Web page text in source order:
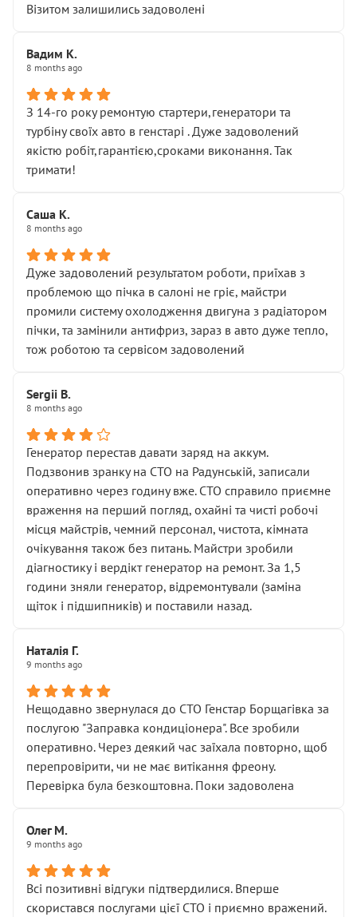
Візитом залишились задоволені
Вадим К.
8 months ago
З 14-го року ремонтую стартери,генератори та
турбіну своїх авто в генстарі . Дуже задоволений
якістю робіт,гарантією,сроками виконання. Так
тримати!
Саша К.
8 months ago
Дуже задоволений результатом роботи, приїхав з
проблемою що пічка в салоні не гріє, майстри
промили систему охолодження двигуна з радіатором
пічки, та замінили антифриз, зараз в авто дуже тепло,
тож роботою та сервісом задоволений
Sergii B.
8 months ago
Генератор перестав давати заряд на аккум.
Подзвонив зранку на СТО на Радунській, записали
оперативно через годину вже. СТО справило приємне
враження на перший погляд, охайні та чисті робочі
місця майстрів, чемний персонал, чистота, кімната
очікування також без питань. Майстри зробили
діагностику і вердікт генератор на ремонт. За 1,5
години зняли генератор, відремонтували (заміна
щіток і підшипників) и поставили назад.
Наталія Г.
9 months ago
Нещодавно звернулася до СТО Генстар Борщагівка за
послугою "Заправка кондиціонера". Все зробили
оперативно. Через деякий час заїхала повторно, щоб
перепровірити, чи не має витікання фреону.
Перевірка була безкоштовна. Поки задоволена
Олег М.
9 months ago
Всі позитивні відгуки підтвердилися. Вперше
скористався послугами цієї СТО і приємно вражений.